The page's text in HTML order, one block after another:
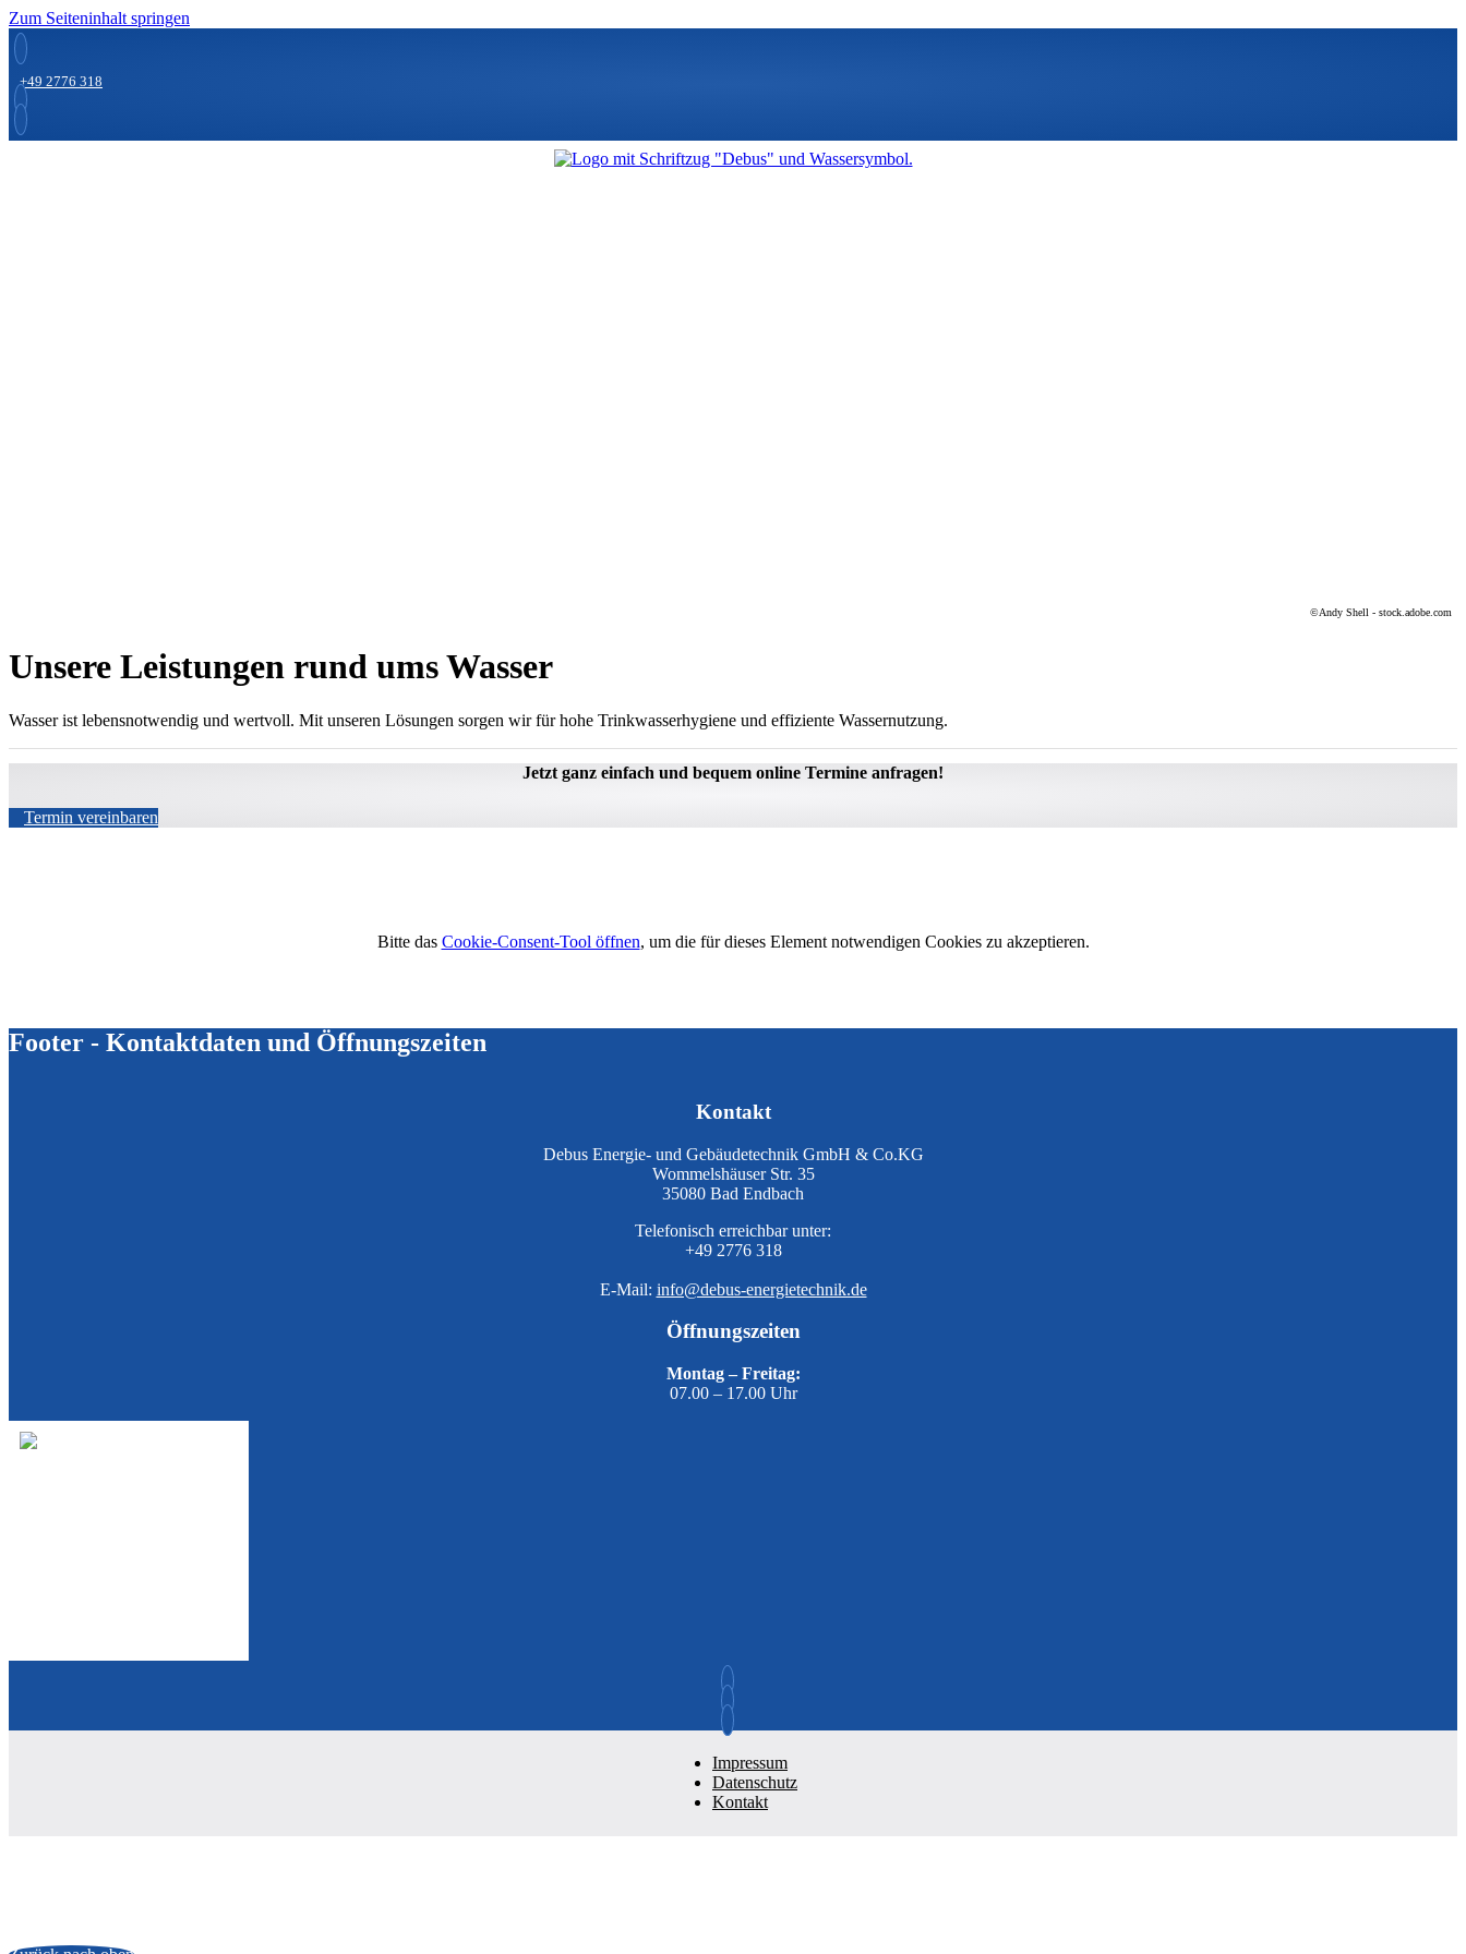
Zum Seiteninhalt springen
+49 2776 318
©Andy Shell - stock.adobe.com
Unsere Leistungen rund ums Wasser
Wasser ist lebensnotwendig und wertvoll. Mit unseren Lösungen sorgen wir für hohe Trinkwasserhygiene und effiziente Wassernutzung.
Jetzt ganz einfach und bequem online Termine anfragen!
Termin vereinbaren
Bitte das Cookie-Consent-Tool öffnen, um die für dieses Element notwendigen Cookies zu akzeptieren.
Footer - Kontaktdaten und Öffnungszeiten
Kontakt
Debus Energie- und Gebäudetechnik GmbH & Co.KG
Wommelshäuser Str. 35
35080 Bad Endbach
Telefonisch erreichbar unter:
+49 2776 318
E-Mail: info@debus-energietechnik.de
Öffnungszeiten
Montag – Freitag:
07.00 – 17.00 Uhr
Impressum
Datenschutz
Kontakt